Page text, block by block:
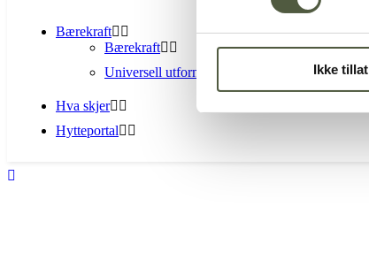
Ikke tillat
Bærekraft
Bærekraft
Universell utforming
Hva skjer
Hytteportal